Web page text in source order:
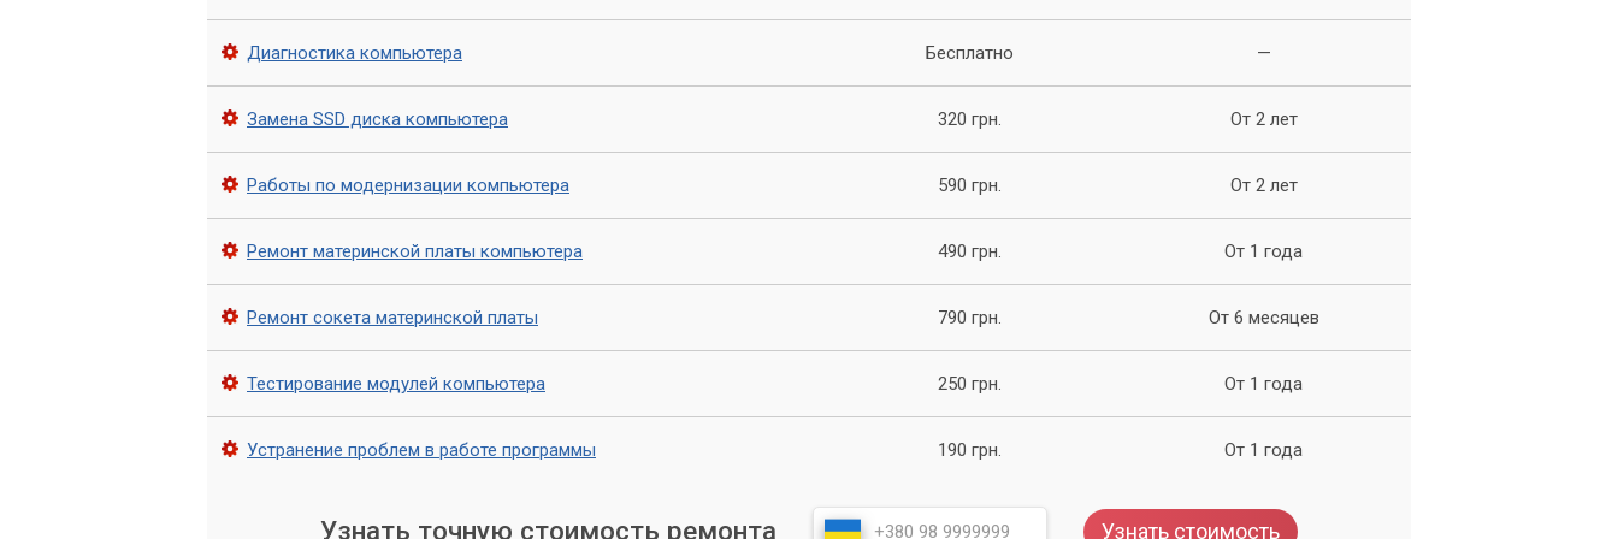
Проверка БИОС/UEFI: Анализ текущей версии прошивки, сброс настроек и обновление до
актуальной версии (если необходимо).
Тестирование слота M.2: Проверка целостности контактов, измерение напряжений и тестирование
работы контроллера на материнской плате.
Выявление конфликтов: Определение возможных конфликтов ресурсов с другими подключенными
устройствами.
Мы используем только оригинальные запчасти и компоненты, если требуется
Диагностика компьютера Бесплатно —
Замена SSD диска компьютера 320 грн. От 2 лет
Работы по модернизации компьютера 590 грн. От 2 лет
Ремонт материнской платы компьютера 490 грн. От 1 года
Ремонт сокета материнской платы 790 грн. От 6 месяцев
Тестирование модулей компьютера 250 грн. От 1 года
Устранение проблем в работе программы 190 грн. От 1 года
Узнать точную стоимость ремонта Узнать стоимость